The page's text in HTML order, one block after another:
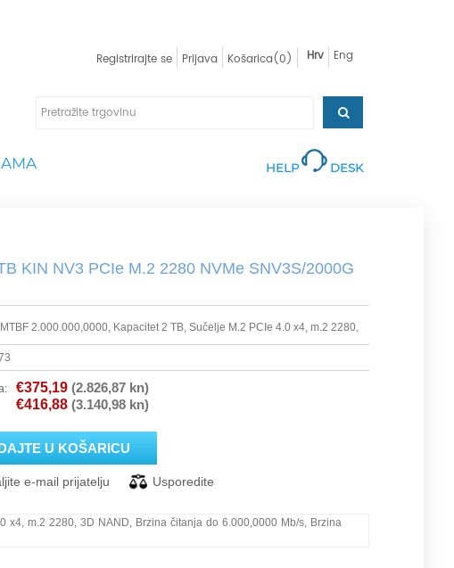
Registrirajte se Prijava Košarica(0) Hrv Eng
HELP DESK
KIN NV3 PCIe M.2 2280 NVMe SNV3S/2000G
2.000.000,0000, Kapacitet 2 TB, Sučelje M.2 PCIe 4.0 x4, m.2 2280,
€375,19 (2.826,87 kn)
€416,88 (3.140,98 kn)
x4, m.2 2280, 3D NAND, Brzina čitanja do 6.000,0000 Mb/s, Brzina